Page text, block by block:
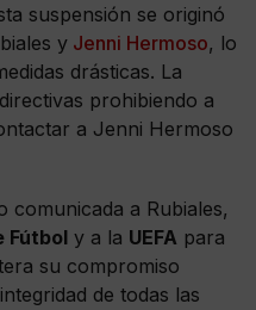
suspensión se originó
y Jenni Hermoso, lo
drásticas. La
prohibiendo a
a Jenni Hermoso
comunicada a Rubiales,
Fútbol y a la UEFA para
su compromiso
de todas las